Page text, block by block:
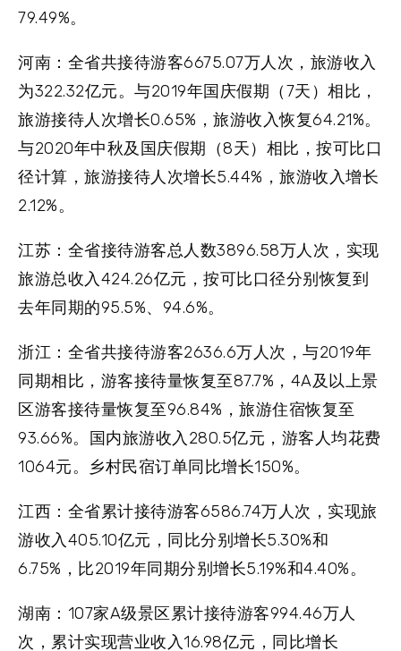
79.49%。
河南： 全省共接待游客6675.07万人次，旅游收入
为322.32亿元。与2019年国庆假期（7天）相比，
旅游接待人次增长0.65%，旅游收入恢复64.21%。
与2020年中秋及国庆假期（8天）相比，按可比口
径计算，旅游接待人次增长5.44%，旅游收入增长
2.12%。
江苏： 全省接待游客总人数3896.58万人次，实现
旅游总收入424.26亿元，按可比口径分别恢复到
去年同期的95.5%、94.6%。
浙江： 全省共接待游客2636.6万人次，与2019年
同期相比，游客接待量恢复至87.7%，4A及以上景
区游客接待量恢复至96.84%，旅游住宿恢复至
93.66%。国内旅游收入280.5亿元，游客人均花费
1064元。乡村民宿订单同比增长150%。
江西： 全省累计接待游客6586.74万人次，实现旅
游收入405.10亿元，同比分别增长5.30%和
6.75%，比2019年同期分别增长5.19%和4.40%。
湖南： 107家A级景区累计接待游客994.46万人
次，累计实现营业收入16.98亿元，同比增长